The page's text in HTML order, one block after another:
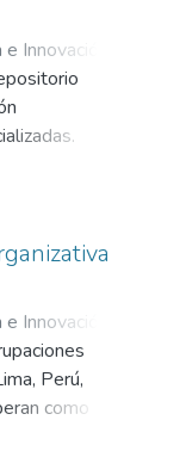
Innovación
Innovación -
Perú,
como
Los